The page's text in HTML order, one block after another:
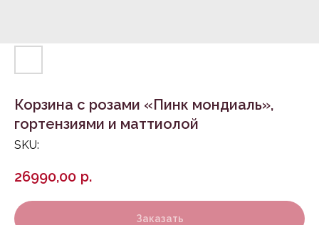
Корзина с розами «Пинк мондиаль»,
гортензиями и маттиолой
SKU:
26990,00 р.
Заказать